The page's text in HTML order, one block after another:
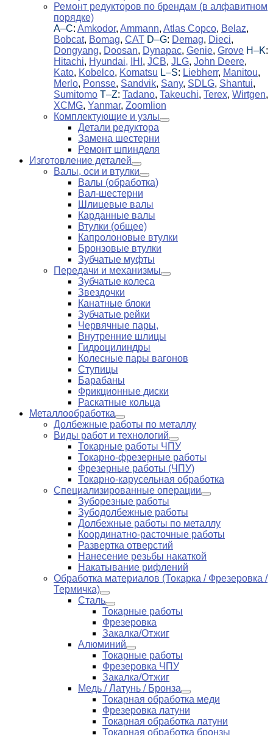
Ремонт редукторов по брендам (в алфавитном
порядке)
A–C: Amkodor, Ammann, Atlas Copco, Belaz,
Bobcat, Bomag, CAT D–G: Demag, Dieci,
Dongyang, Doosan, Dynapac, Genie, Grove H–K:
Hitachi, Hyundai, IHI , JCB, JLG, John Deere,
Kato, Kobelco, Komatsu L–S: Liebherr, Manitou,
Merlo, Ponsse, Sandvik, Sany, SDLG, Shantui,
Sumitomo T–Z: Tadano, Takeuchi, Terex, Wirtgen,
XCMG, Yanmar, Zoomlion
Комплектующие и узлы
Детали редуктора
Замена шестерни
Ремонт шпинделя
Изготовление деталей
Валы, оси и втулки
Валы (обработка)
Вал-шестерни
Шлицевые валы
Карданные валы
Втулки (общее)
Капролоновые втулки
Бронзовые втулки
Зубчатые муфты
Передачи и механизмы
Зубчатые колеса
Звездочки
Канатные блоки
Зубчатые рейки
Червячные пары,
Внутренние шлицы
Гидроцилиндры
Колесные пары вагонов
Ступицы
Барабаны
Фрикционные диски
Раскатные кольца
Металлообработка
Долбежные работы по металлу
Виды работ и технологий
Токарные работы ЧПУ
Токарно-фрезерные работы
Фрезерные работы (ЧПУ)
Токарно-карусельная обработка
Специализированные операции
Зуборезные работы
Зубодолбежные работы
Долбежные работы по металлу
Координатно-расточные работы
Развертка отверстий
Нанесение резьбы накаткой
Накатывание рифлений
Обработка материалов (Токарка / Фрезеровка /
Термичка)
Сталь
Токарные работы
Фрезеровка
Закалка/Отжиг
Алюминий
Токарные работы
Фрезеровка ЧПУ
Закалка/Отжиг
Медь / Латунь / Бронза
Токарная обработка меди
Фрезеровка латуни
Токарная обработка латуни
Токарная обработка бронзы